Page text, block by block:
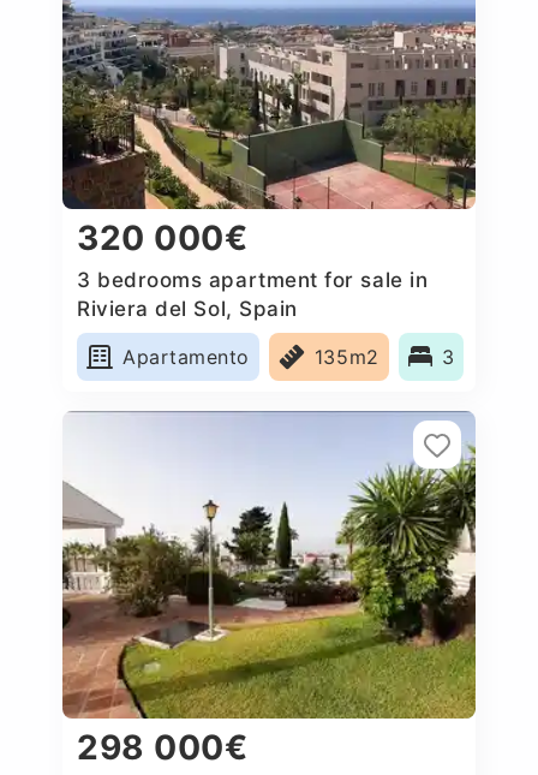
320 000€
3 bedrooms apartment for sale in
Riviera del Sol, Spain
Apartamento
135m2 3
298 000€